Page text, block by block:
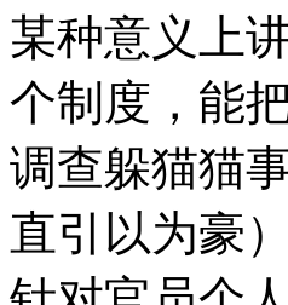
某种意义上
个制度，能
调查躲猫猫
直引以为豪